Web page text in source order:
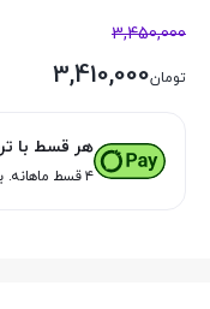
3,450,000
تومان3,410,000
هر قسط با
۴ قسط ماهانه. بدون سود، چک و ضامن.